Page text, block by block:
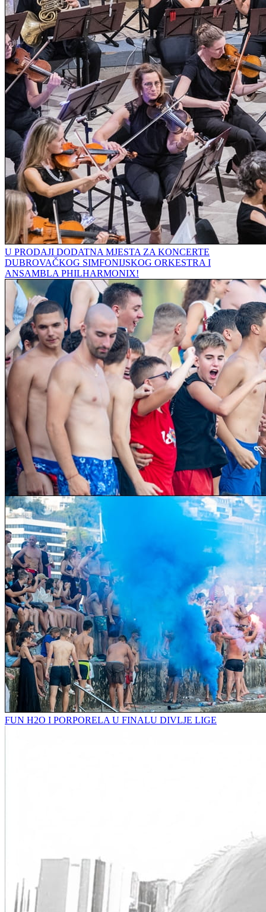
U PRODAJI DODATNA MJESTA ZA KONCERTE
DUBROVAČKOG SIMFONIJSKOG ORKESTRA I
ANSAMBLA PHILHARMONIX!
FUN H2O I PORPORELA U FINALU DIVLJE LIGE